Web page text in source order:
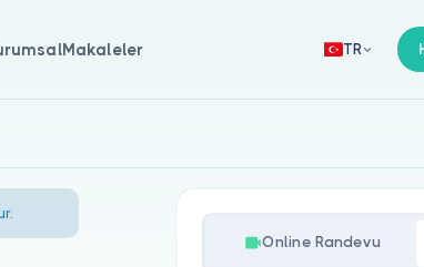
Makaleler TR
Online Randevu